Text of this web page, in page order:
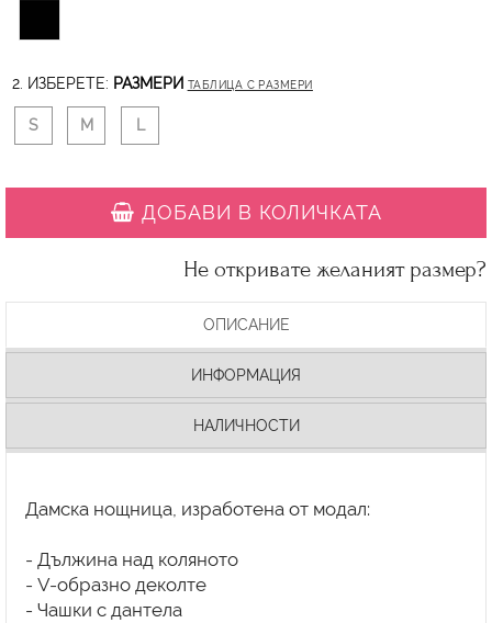
2. ИЗБЕРЕТЕ: РАЗМЕРИ ТАБЛИЦА С РАЗМЕРИ
S M L
ДОБАВИ В КОЛИЧКАТА
Не откривате желаният размер?
ОПИСАНИЕ
ИНФОРМАЦИЯ
НАЛИЧНОСТИ
Дамска нощница, изработена от модал:
- Дължина над коляното
- V-образно деколте
- Чашки с дантела